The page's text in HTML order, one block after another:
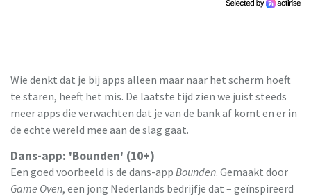
Wie denkt dat je bij apps alleen maar naar het scherm hoeft
te staren, heeft het mis. De laatste tijd zien we juist steeds
meer apps die verwachten dat je van de bank af komt en er in
de echte wereld mee aan de slag gaat.
Dans-app: 'Bounden' (10+)
Een goed voorbeeld is de dans-app Bounden. Gemaakt door
Game Oven, een jong Nederlands bedrijfje dat – geïnspireerd